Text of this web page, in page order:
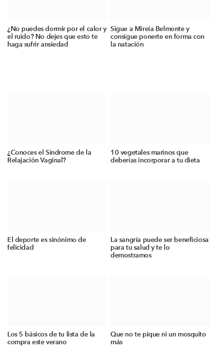
¿No puedes dormir por el calor y
el ruido? No dejes que esto te
haga sufrir ansiedad
Sigue a Mireia Belmonte y
consigue ponerte en forma con
la natación
¿Conoces el Síndrome de la
Relajación Vaginal?
10 vegetales marinos que
deberías incorporar a tu dieta
El deporte es sinónimo de
felicidad
La sangría puede ser beneficiosa
para tu salud y te lo
demostramos
Los 5 básicos de tu lista de la
compra este verano
Que no te pique ni un mosquito
más